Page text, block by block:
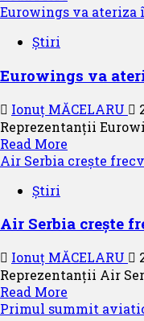
more
a
Airbus
A220
–
300
operațional
al
airBaltic
Eurowings va ateriza
Știri
Eurowings va
Ionuț MĂCELARU
Reprezentanții
Read More
more
ateriza
Dubai
începând
cu
sezonul
Air Serbia crește
Știri
Air Serbia crește
Ionuț MĂCELARU
Reprezentanții Air
Read More
more
Primul summit